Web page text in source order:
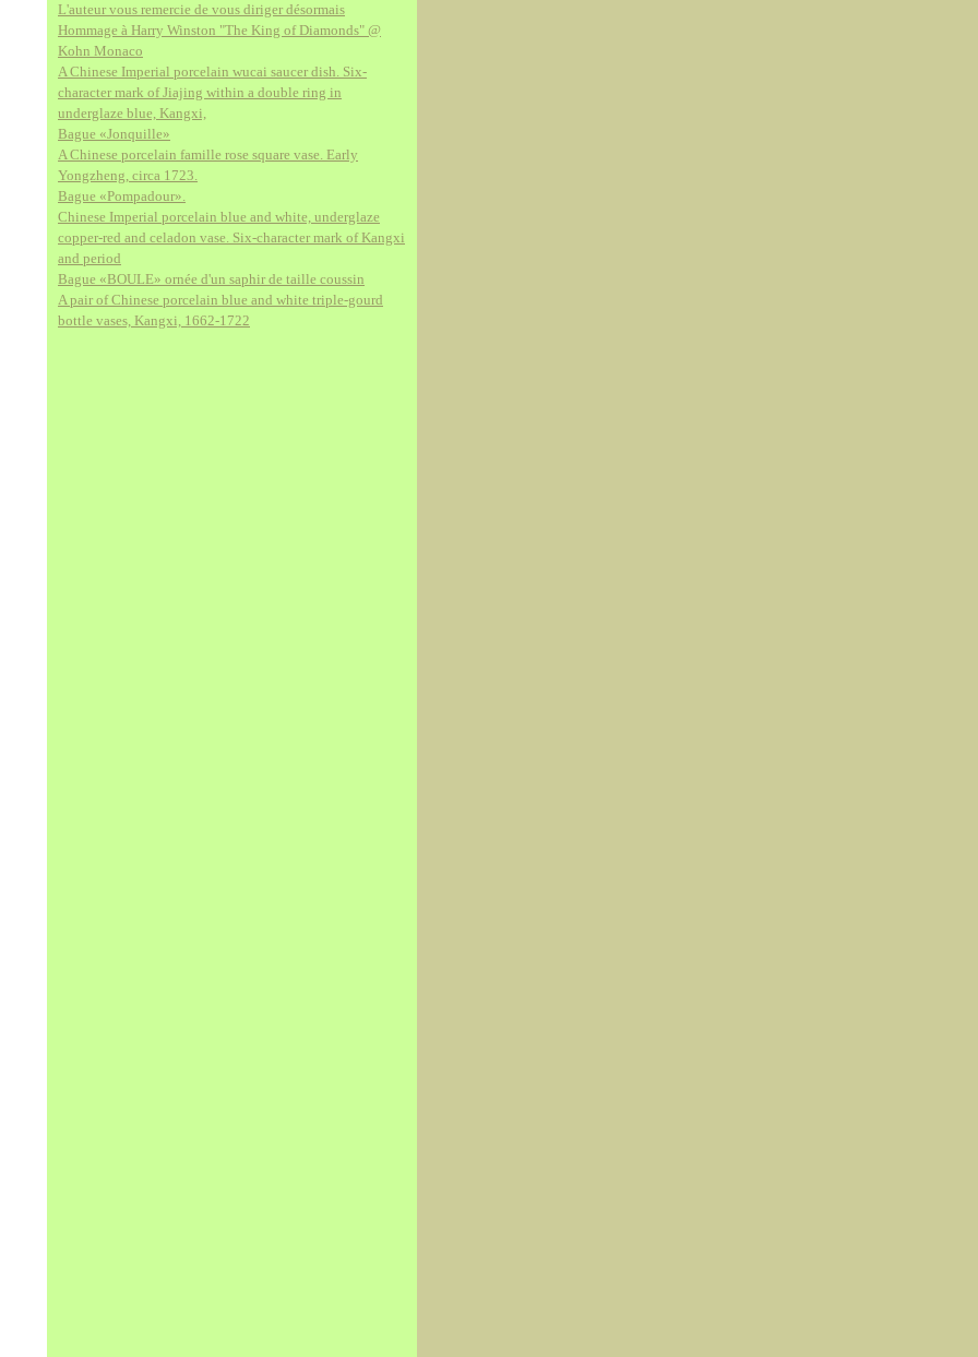
L'auteur vous remercie de vous diriger désormais
Hommage à Harry Winston "The King of Diamonds" @
Kohn Monaco
A Chinese Imperial porcelain wucai saucer dish. Six-
character mark of Jiajing within a double ring in
underglaze blue, Kangxi,
Bague «Jonquille»
A Chinese porcelain famille rose square vase. Early
Yongzheng, circa 1723.
Bague «Pompadour».
Chinese Imperial porcelain blue and white, underglaze
copper-red and celadon vase. Six-character mark of Kangxi
and period
Bague «BOULE» ornée d'un saphir de taille coussin
A pair of Chinese porcelain blue and white triple-gourd
bottle vases, Kangxi, 1662-1722